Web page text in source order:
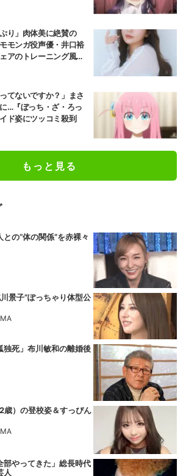
り」肉体美に絶賛の
モンガ役声優・井口裕
アのトレーニング風景
てないですか？」まさ
…『ぼっち・ざ・ろっ
ド姿にツッコミ殺到
もっと見る
の“体の関係”を赤裸々
景子”ぽっちゃり体型公
独死」布川敏和の離婚後
歳）の登校姿＆すっぴん
部やってきた」総長時代
人